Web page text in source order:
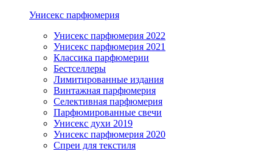
Унисекс парфюмерия
Унисекс парфюмерия 2022
Унисекс парфюмерия 2021
Классика парфюмерии
Бестселлеры
Лимитированные издания
Винтажная парфюмерия
Селективная парфюмерия
Парфюмированные свечи
Унисекс духи 2019
Унисекс парфюмерия 2020
Спреи для текстиля